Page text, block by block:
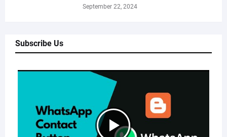
September 22, 2024
Subscribe Us